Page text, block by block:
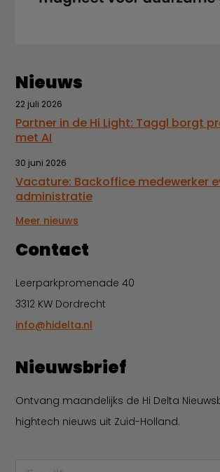
Nieuws
22 juli 2026
Partner in de Hi Light: Taggl borgt
met AI
30 juni 2026
Vacature: Backoffice medewerker
administratie
Meer nieuws
Contact
Leerparkpromenade 40
3312 KW Dordrecht
info@hidelta.nl
Nieuwsbrief
Ontvang maandelijks de Hi Delta
hightech nieuws uit Zuid-Holland.